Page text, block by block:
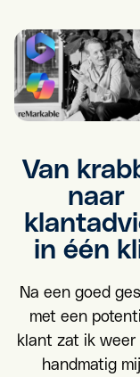
Van
naar
in één
Na een goed
met een
klant zat ik weer
handmatig